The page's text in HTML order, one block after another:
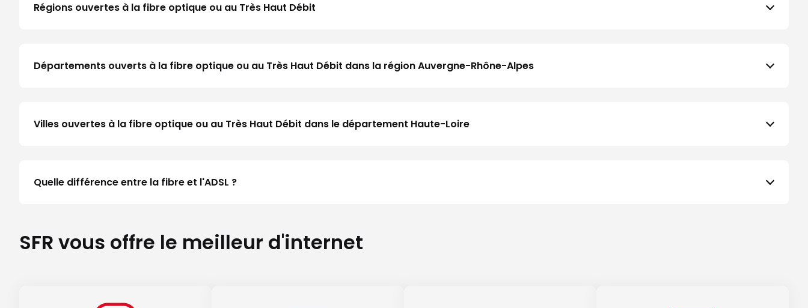
Régions ouvertes à la fibre optique ou au Très Haut Débit
Départements ouverts à la fibre optique ou au Très Haut Débit dans la région Auvergne-Rhône-Alpes
Villes ouvertes à la fibre optique ou au Très Haut Débit dans le département Haute-Loire
Quelle différence entre la fibre et l'ADSL ?
SFR vous offre le meilleur d'internet